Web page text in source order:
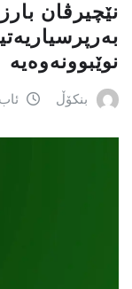
نێچيرڤان
نوێبوونەوەیە
بنکۆڵ ئاب 6,